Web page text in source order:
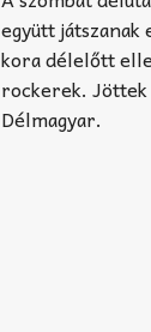
együtt játszanak
kora délelőtt
rockerek.
Délmagyar.